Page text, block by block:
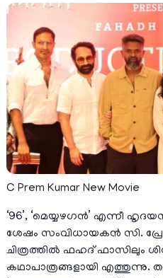
C Prem Kumar New Movie
‘96’, ‘മെയ്യഴഗൻ’ എന്നീ
ശേഷം സംവിധായകൻ സി.
ചിത്രത്തിൽ ഫഹദ് ഫാസിലും
കഥാപാത്രങ്ങളായി എത്തുന്നു.